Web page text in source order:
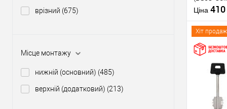
врізний (675)
Місце монтажу
нижній (основний) (485)
верхній (додатковий) (213)
Матеріал
Країна
Міжосьова
відстань
Ціна 410
У
Хіт